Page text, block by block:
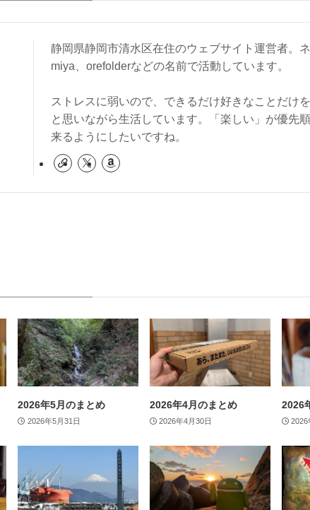
静岡県静岡市清水区在住のウェブサイト運営者。
miya、orefolderなどの名前で活動しています。
ストレスに弱いので、できるだけ好きなことだけ
と思いながら生活しています。「楽しい」が優先
来るようにしたいですね。
2026年5月のまとめ
2026年5月31日
2026年4月のまとめ
2026年4月30日
2026
2026